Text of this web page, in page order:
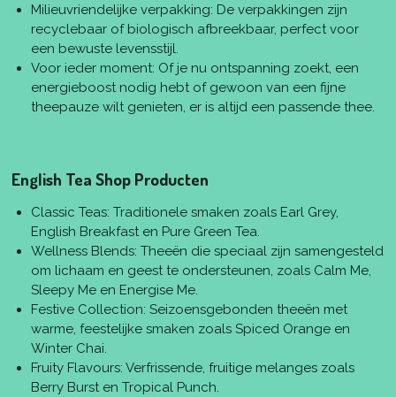
Milieuvriendelijke verpakking: De verpakkingen zijn
recyclebaar of biologisch afbreekbaar, perfect voor
een bewuste levensstijl.
Voor ieder moment: Of je nu ontspanning zoekt, een
energieboost nodig hebt of gewoon van een fijne
theepauze wilt genieten, er is altijd een passende thee.
English Tea Shop Producten
Classic Teas: Traditionele smaken zoals Earl Grey,
English Breakfast en Pure Green Tea.
Wellness Blends: Theeën die speciaal zijn samengesteld
om lichaam en geest te ondersteunen, zoals Calm Me,
Sleepy Me en Energise Me.
Festive Collection: Seizoensgebonden theeën met
warme, feestelijke smaken zoals Spiced Orange en
Winter Chai.
Fruity Flavours: Verfrissende, fruitige melanges zoals
Berry Burst en Tropical Punch.